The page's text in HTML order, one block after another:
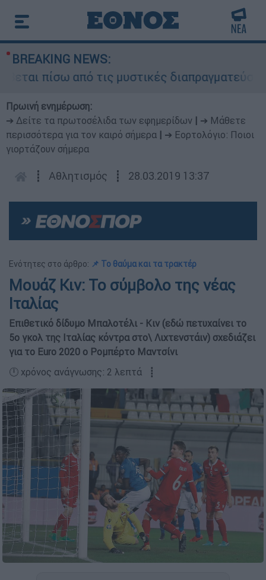
BREAKING NEWS:
πίσω από τις μυστικές διαπραγματεύσεις
Πρωινή ενημέρωση:
➔ Δείτε τα πρωτοσέλιδα των εφημερίδων
➔ Μάθετε
περισσότερα για τον καιρό σήμερα
➔ Εορτολόγιο: Ποιοι
γιορτάζουν σήμερα
┋ Αθλητισμός ┋ 28.03.2019 13:37
Ενότητες στο άρθρο: 📌 Το θαύµα και τα τρακτέρ
Μουάζ Κιν: Το σύµβολο της νέας
Ιταλίας
Επιθετικό δίδυµο Μπαλοτέλι - Κιν (εδώ πετυχαίνει το
5ο γκολ της Ιταλίας κόντρα στο\ Λιχτενστάιν) σχεδιάζει
για το Euro 2020 ο Ροµπέρτο Μαντσίνι
🕛 χρόνος ανάγνωσης: 2 λεπτά ┋